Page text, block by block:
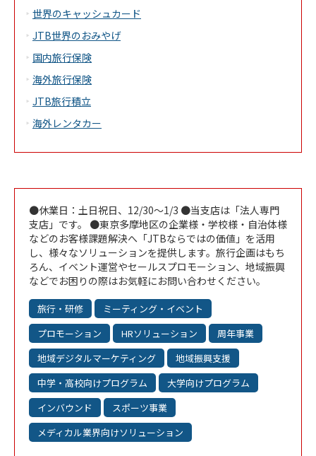
世界のキャッシュカード
JTB世界のおみやげ
国内旅行保険
海外旅行保険
JTB旅行積立
海外レンタカー
●休業日：土日祝日、12/30～1/3 ●当支店は「法人専門
支店」です。 ●東京多摩地区の企業様・学校様・自治体様
などのお客様課題解決へ「JTBならではの価値」を活用
し、様々なソリューションを提供します。旅行企画はもち
ろん、イベント運営やセールスプロモーション、地域振興
などでお困りの際はお気軽にお問い合わせください。
旅行・研修
ミーティング・イベント
プロモーション
HRソリューション
周年事業
地域デジタルマーケティング
地域振興支援
中学・高校向けプログラム
大学向けプログラム
インバウンド
スポーツ事業
メディカル業界向けソリューション